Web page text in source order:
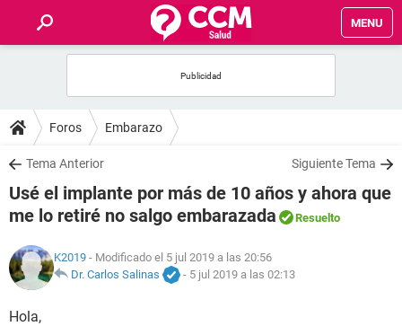
MENU
FOROS
SALUD
FAMILIA
NUTRICIÓN
Foros Embarazo
Tema Anterior Siguiente Tema
Usé el implante por más de 10 años y ahora que
me lo retiré no salgo embarazada
Resuelto
K2019 - Modificado el 5 jul 2019 a las 20:56
Dr. Carlos Salinas
- 5 jul 2019 a las 02:13
Hola,